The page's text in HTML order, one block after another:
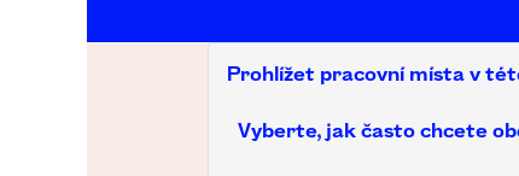
Prohlížet pracovní místa v
Vyberte, jak často chcete